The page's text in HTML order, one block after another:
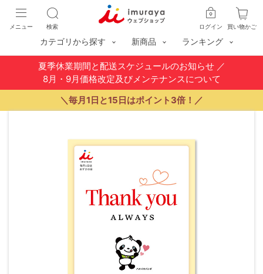
買い物かご
ログイン
検索
メニュー
カテゴリから探す 新商品 ランキング
夏季休業期間と配送スケジュールのお知らせ／
8月・9月価格改定及びメンテナンスについて
＼毎月1日と15日はポイント3倍！／